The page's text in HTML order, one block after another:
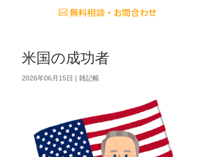
無料相談・お問合わせ
米国の成功者
2026年06月15日 | 雑記帳